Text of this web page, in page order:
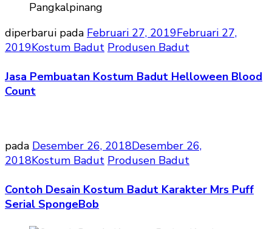
diperbarui pada Februari 27, 2019Februari 27,
2019Kostum Badut Produsen Badut
Jasa Pembuatan Kostum Badut Helloween Blood
Count
pada Desember 26, 2018Desember 26,
2018Kostum Badut Produsen Badut
Contoh Desain Kostum Badut Karakter Mrs Puff
Serial SpongeBob